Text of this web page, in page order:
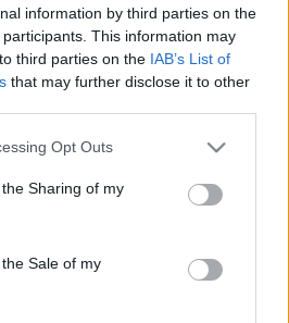
information by third parties on the
participants. This information may
third parties on the IAB’s List of
that may further disclose it to other
app uses one or more Google
usage behaviour. You may click to
Google and its third-party tags to
purposes in below Google
Opt Outs
Sharing of my
Sale of my
Mit jelent az 5. blokk új
csökken a riasztás